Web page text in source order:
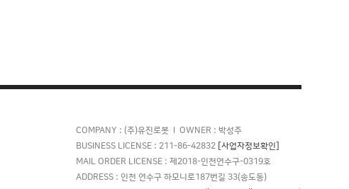
COMPANY : (주)유진로봇 l OWNER : 박성주
BUSINESS LICENSE : 211-86-42832
[사업자정보확인]
MAIL ORDER LICENSE : 제2018-인천연수구-0319호
ADDRESS : 인천 연수구 하모니로187번길 33(송도동)